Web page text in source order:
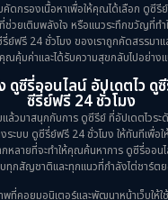
คัดกรองเนื้อหาเพื่อให้คุณได้เลือก ดูซีรี
ช่วยเติมพลังใจ หรือแนวระทึกขวัญที่ทำ
ย์ฟรี 24 ชั่วโมง ของเราถูกคัดสรรมาแ
ณคุ้มค่าและได้รับความสุขกลับไปอย่าง
ซีรี่ออนไลน์ อัปเดตไว ดูซี
ซีรี่ย์ฟรี 24 ชั่วโมง
ล้วมาสนุกกับการ ดูซีรีย์ ที่อัปเดตไวร
ระบบ ดูซีรี่ย์ฟรี 24 ชั่วโมง ให้ทันทีเพื่อ
หลายที่จะทำให้คุณค้นหาการ ดูซีรี่ออนไ
รบทุกสัญชาติและทุกแนวที่กำลังไต่ชาร์
คอยมอนิเตอร์และพัฒนาหน้าเว็บให้ใ